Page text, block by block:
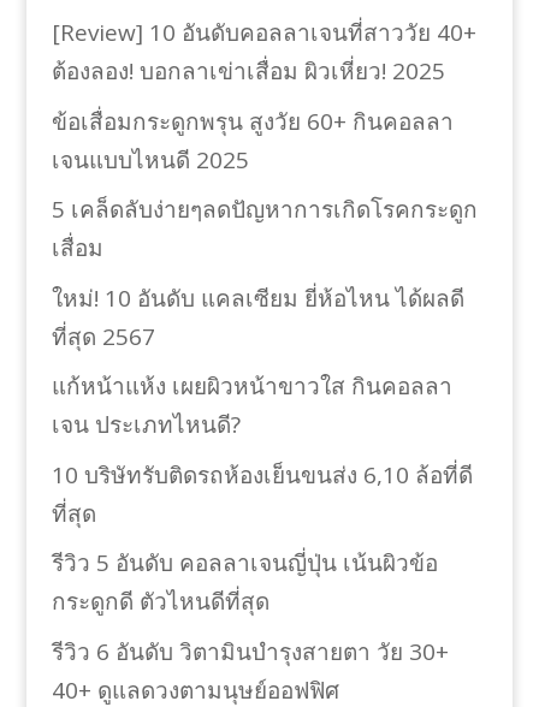
[Review] 10 อันดับคอลลาเจนที่สาววัย 40+
ต้องลอง! บอกลาเข่าเสื่อม ผิวเหี่ยว! 2025
ข้อเสื่อมกระดูกพรุน สูงวัย 60+ กินคอลลา
เจนแบบไหนดี 2025
5 เคล็ดลับง่ายๆลดปัญหาการเกิดโรคกระดูก
เสื่อม
ใหม่! 10 อันดับ แคลเซียม ยี่ห้อไหน ได้ผลดี
ที่สุด 2567
แก้หน้าแห้ง เผยผิวหน้าขาวใส กินคอลลา
เจน ประเภทไหนดี?
10 บริษัทรับติดรถห้องเย็นขนส่ง 6,10 ล้อที่ดี
ที่สุด
รีวิว 5 อันดับ คอลลาเจนญี่ปุ่น เน้นผิวข้อ
กระดูกดี ตัวไหนดีที่สุด
รีวิว 6 อันดับ วิตามินบำรุงสายตา วัย 30+
40+ ดูแลดวงตามนุษย์ออฟฟิศ